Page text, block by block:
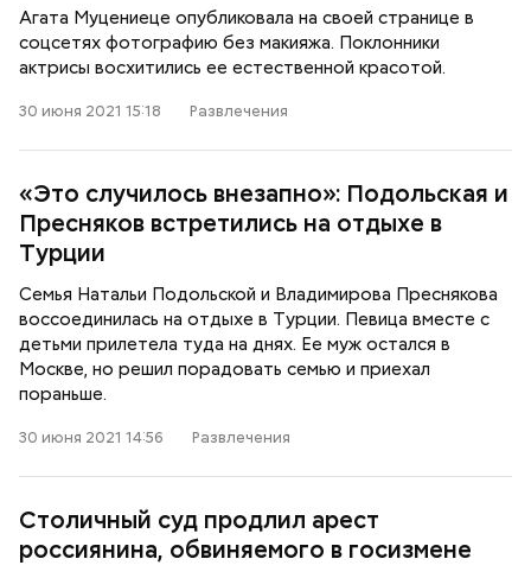
Агата Муцениеце опубликовала на своей странице в
соцсетях фотографию без макияжа. Поклонники
актрисы восхитились ее естественной красотой.
30 июня 2021 15:18 Развлечения
«Это случилось внезапно»: Подольская и
Пресняков встретились на отдыхе в
Турции
Семья Натальи Подольской и Владимирова Преснякова
воссоединилась на отдыхе в Турции. Певица вместе с
детьми прилетела туда на днях. Ее муж остался в
Москве, но решил порадовать семью и приехал
пораньше.
30 июня 2021 14:56 Развлечения
Столичный суд продлил арест
россиянина, обвиняемого в госизмене